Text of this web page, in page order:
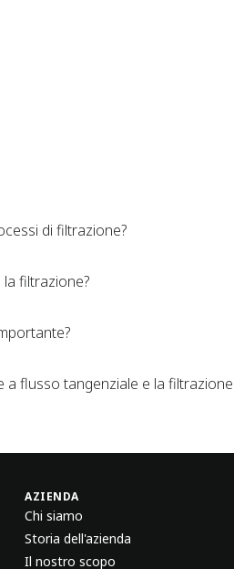
di filtrazione?
filtrazione?
flusso tangenziale e la
AZIENDA
Chi siamo
Storia dell'azienda
Il nostro scopo